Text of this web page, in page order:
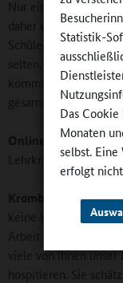
Statistik-
Das
Monaten
selbst.
erfolgt
Nur ein Satellit zu
daher unsere
Schülerinnen und
selten, dass eine
kommt und uns fragt,
gesammelt haben.
Online-Redaktion:
Lehrkräften
Krombacher: Die
keine Konkurrenz,
Arbeit mit den
viele von ihnen unser
hospitieren. Sie